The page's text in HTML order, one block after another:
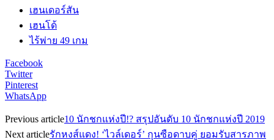
เฮนเดอร์สัน
เฮนโด้
ไร้พ่าย 49 เกม
Facebook
Twitter
Pinterest
WhatsApp
Previous article10 นักชกแห่งปี!? สรุปอันดับ 10 นักชกแห่งปี 2019
Next articleรักหงส์แดง! ‘ไวล์เดอร์’ กุนซือดาบคู่ ยอมรับสารภาพ